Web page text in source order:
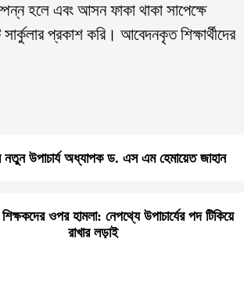
হলে এবং আসন ফাকা থাকা সাপেক্ষে
প্রকাশ করি। আবেদনকৃত শিক্ষার্থীদের
নতুন উপাচার্য অধ্যাপক ড. এস এম হেমায়েত জাহান
ওপর হামলা: নেপথ্যে উপাচার্যের পদ টিকিয়ে
রাখার লড়াই